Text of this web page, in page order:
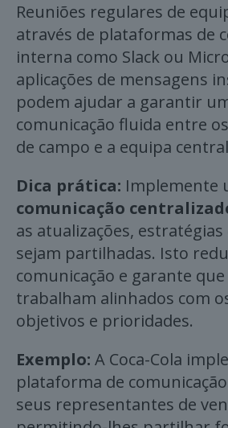
Reuniões regulares de
através de plataformas de
interna como Slack ou
aplicações de mensagens
podem ajudar a garantir
comunicação fluida entre
de campo e a equipa
Dica prática: Implemente
comunicação
as atualizações,
sejam partilhadas. Isto
comunicação e garante
trabalham alinhados com
objetivos e prioridades.
Exemplo: A Coca-Cola
plataforma de
seus representantes de